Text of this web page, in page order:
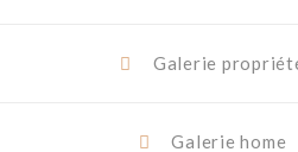
Galerie
Galerie home